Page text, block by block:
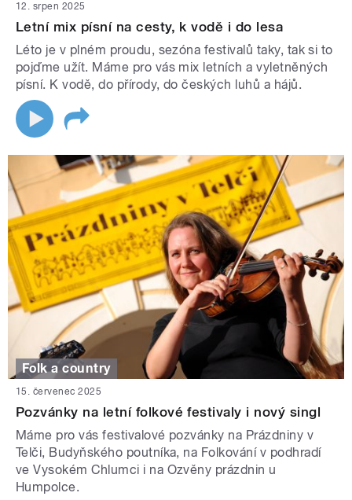
12. srpen 2025
Letní mix písní na cesty, k vodě i do lesa
Léto je v plném proudu, sezóna festivalů taky, tak si to
pojďme užít. Máme pro vás mix letních a vyletněných
písní. K vodě, do přírody, do českých luhů a hájů.
Folk a country
15. červenec 2025
Pozvánky na letní folkové festivaly i nový singl
Máme pro vás festivalové pozvánky na Prázdniny v
Telči, Budyňského poutníka, na Folkování v podhradí
ve Vysokém Chlumci i na Ozvěny prázdnin u
Humpolce.